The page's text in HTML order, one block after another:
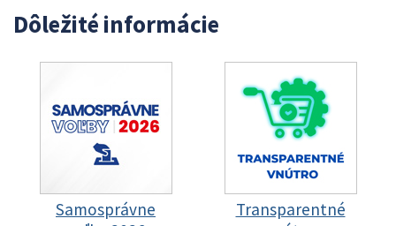
Dôležité informácie
Samosprávne
Transparentné